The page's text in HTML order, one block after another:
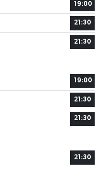
19:00
21:30
21:30
19:00
21:30
21:30
21:30